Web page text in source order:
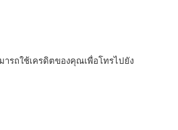
ารถใช้เครดิตของคุณเพื่อโทรไปยัง